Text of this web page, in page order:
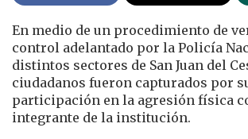
En medio de un procedimiento de
control adelantado por la Policía
distintos sectores de San Juan del
ciudadanos fueron capturados por
participación en la agresión física
integrante de la institución.